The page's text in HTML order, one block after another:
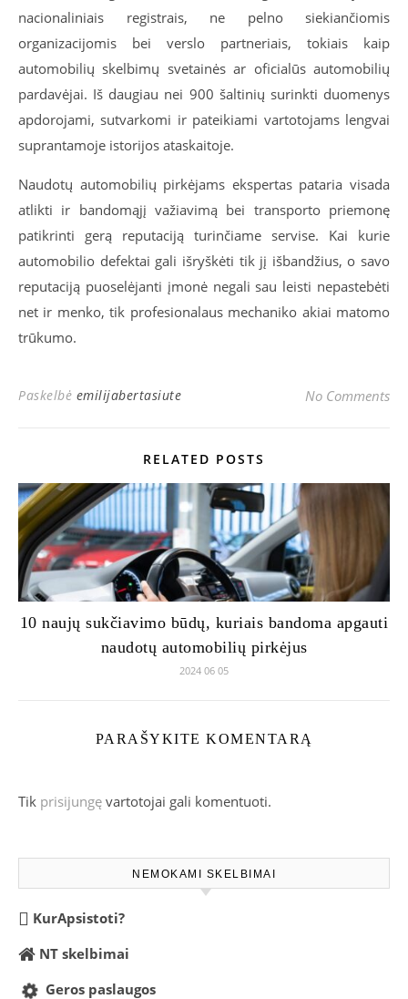
nacionaliniais registrais, ne pelno siekiančiomis
organizacijomis bei verslo partneriais, tokiais kaip
automobilių skelbimų svetainės ar oficialūs automobilių
pardavėjai. Iš daugiau nei 900 šaltinių surinkti duomenys
apdorojami, sutvarkomi ir pateikiami vartotojams lengvai
suprantamoje istorijos ataskaitoje.
Naudotų automobilių pirkėjams ekspertas pataria visada
atlikti ir bandomąjį važiavimą bei transporto priemonę
patikrinti gerą reputaciją turinčiame servise. Kai kurie
automobilio defektai gali išryškėti tik jį išbandžius, o savo
reputaciją puoselėjanti įmonė negali sau leisti nepastebėti
net ir menko, tik profesionalaus mechaniko akiai matomo
trūkumo.
Paskelbė emilijabertasiute No Comments
RELATED POSTS
10 naujų sukčiavimo būdų, kuriais bandoma apgauti
naudotų automobilių pirkėjus
2024 06 05
PARAŠYKITE KOMENTARĄ
Tik prisijungę vartotojai gali komentuoti.
NEMOKAMI SKELBIMAI
KurApsistoti?
NT skelbimai
Geros paslaugos